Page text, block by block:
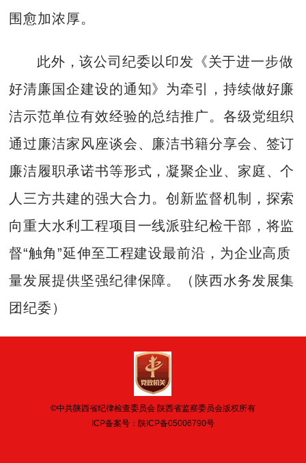
围愈加浓厚。
此外，该公司纪委以印发《关于进一步做
好清廉国企建设的通知》为牵引，持续做好廉
洁示范单位有效经验的总结推广。各级党组织
通过廉洁家风座谈会、廉洁书籍分享会、签订
廉洁履职承诺书等形式，凝聚企业、家庭、个
人三方共建的强大合力。创新监督机制，探索
向重大水利工程项目一线派驻纪检干部，将监
督“触角”延伸至工程建设最前沿，为企业高质
量发展提供坚强纪律保障。（陕西水务发展集
团纪委）
©中共陕西省纪律检查委员会 陕西省监察委员会版权所有
ICP备案号： 陕ICP备05006790号